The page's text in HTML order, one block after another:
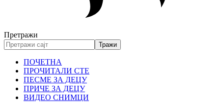
Претражи
ПОЧЕТНА
ПРОЧИТАЛИ СТЕ
ПЕСМЕ ЗА ДЕЦУ
ПРИЧЕ ЗА ДЕЦУ
ВИДЕО СНИМЦИ